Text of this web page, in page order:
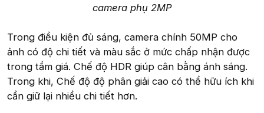
camera phụ 2MP
Trong điều kiện đủ sáng, camera chính 50MP cho
ảnh có độ chi tiết và màu sắc ở mức chấp nhận được
trong tầm giá. Chế độ HDR giúp cân bằng ánh sáng.
Trong khi, Chế độ độ phân giải cao có thể hữu ích khi
cần giữ lại nhiều chi tiết hơn.